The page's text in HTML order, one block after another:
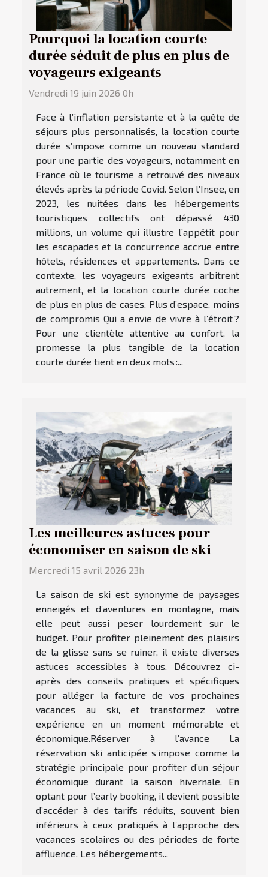
Pourquoi la location courte
durée séduit de plus en plus de
voyageurs exigeants
Vendredi 19 juin 2026 0h
Face à l’inflation persistante et à la quête de
séjours plus personnalisés, la location courte
durée s’impose comme un nouveau standard
pour une partie des voyageurs, notamment en
France où le tourisme a retrouvé des niveaux
élevés après la période Covid. Selon l’Insee, en
2023, les nuitées dans les hébergements
touristiques collectifs ont dépassé 430
millions, un volume qui illustre l’appétit pour
les escapades et la concurrence accrue entre
hôtels, résidences et appartements. Dans ce
contexte, les voyageurs exigeants arbitrent
autrement, et la location courte durée coche
de plus en plus de cases. Plus d’espace, moins
de compromis Qui a envie de vivre à l’étroit ?
Pour une clientèle attentive au confort, la
promesse la plus tangible de la location
courte durée tient en deux mots :...
Les meilleures astuces pour
économiser en saison de ski
Mercredi 15 avril 2026 23h
La saison de ski est synonyme de paysages
enneigés et d’aventures en montagne, mais
elle peut aussi peser lourdement sur le
budget. Pour profiter pleinement des plaisirs
de la glisse sans se ruiner, il existe diverses
astuces accessibles à tous. Découvrez ci-
après des conseils pratiques et spécifiques
pour alléger la facture de vos prochaines
vacances au ski, et transformez votre
expérience en un moment mémorable et
économique.Réserver à l’avance La
réservation ski anticipée s’impose comme la
stratégie principale pour profiter d’un séjour
économique durant la saison hivernale. En
optant pour l’early booking, il devient possible
d’accéder à des tarifs réduits, souvent bien
inférieurs à ceux pratiqués à l’approche des
vacances scolaires ou des périodes de forte
affluence. Les hébergements...